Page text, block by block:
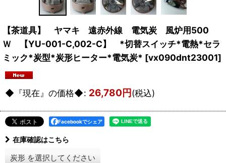
【茶道具】 ヤマキ 遠赤外線 電気炭 風炉用500
Ｗ 【YU-001-C,002-C】 *切替スイッチ*電熱*セラ
ミック*炭型*炭形ヒーター*電気炭* [vx090dnt23001]
◆『現在』の価格◆: 26,780円(税込)
Facebookでシェア
在庫確認はこちら
炭形 を選択してください